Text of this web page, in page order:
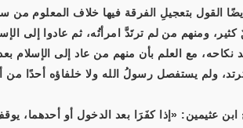
القول بتعجيلِ الفرقة فيها خلاف المعلوم من
ومنهم من لم ترتَدَّ امرأتُه، ثم عادوا إلى
نكاحه، مع العلم بأن منهم من عاد إلى الإسلام
ولم يستفصل رسولُ الله ولا خلفاؤه أحدًا من
عثيمين: «إذا كفَرَا بعد الدخول أو أحدهما،